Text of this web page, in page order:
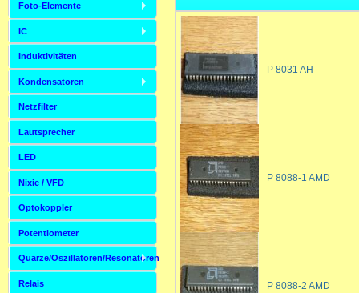
P 8031 AH
P 8088-1 AMD
P 8088-2 AMD
Foto-Elemente
IC
Induktivitäten
Kondensatoren
Netzfilter
Lautsprecher
LED
Nixie / VFD
Optokoppler
Potentiometer
Quarze/Oszillatoren/Resonatoren
Relais